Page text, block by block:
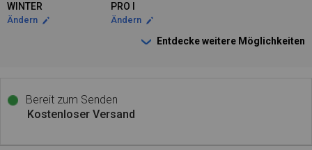
WINTER
Ändern
PRO I
Ändern
Entdecke weitere Möglichkeiten
Bereit zum Senden
Kostenloser Versand